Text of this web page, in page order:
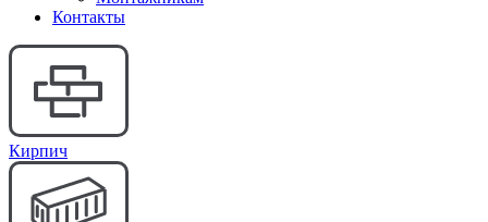
Контакты
Кирпич